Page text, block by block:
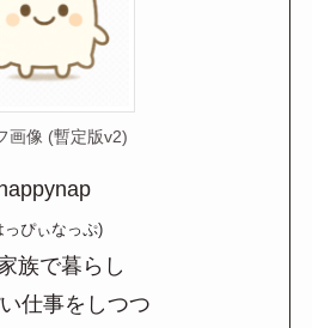
画像 (暫定版v2)
っぴぃなっぷ)
族で暮らし
仕事をしつつ